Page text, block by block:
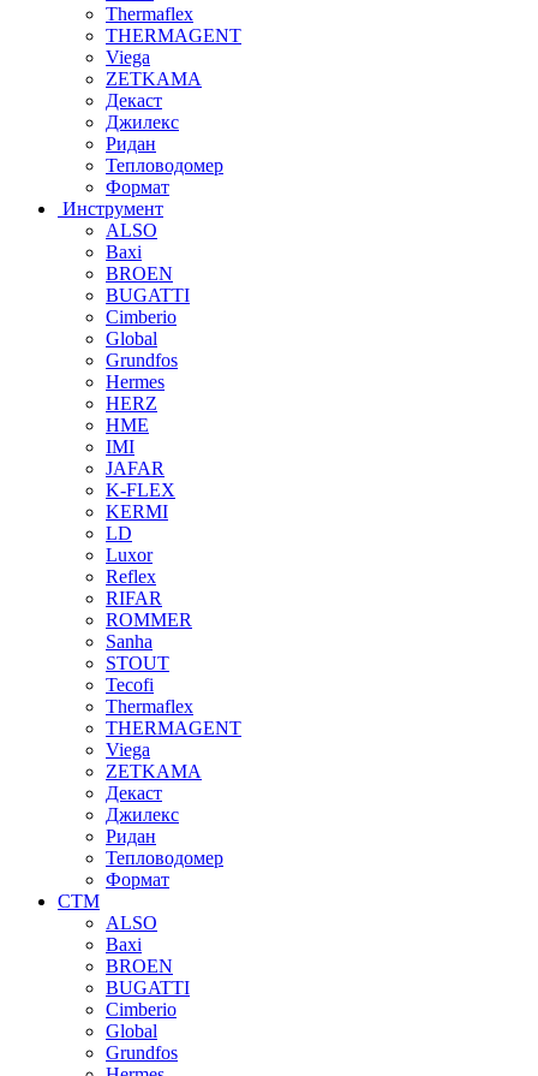
Thermaflex
THERMAGENT
Viega
ZETKAMA
Декаст
Джилекс
Ридан
Тепловодомер
Формат
Инструмент
ALSO
Baxi
BROEN
BUGATTI
Cimberio
Global
Grundfos
Hermes
HERZ
HME
IMI
JAFAR
K-FLEX
KERMI
LD
Luxor
Reflex
RIFAR
ROMMER
Sanha
STOUT
Tecofi
Thermaflex
THERMAGENT
Viega
ZETKAMA
Декаст
Джилекс
Ридан
Тепловодомер
Формат
СТМ
ALSO
Baxi
BROEN
BUGATTI
Cimberio
Global
Grundfos